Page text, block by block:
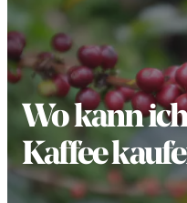
Wo kann
Kaffee